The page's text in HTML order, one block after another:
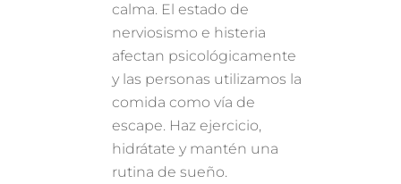
calma. El estado de
nerviosismo e histeria
afectan psicológicamente
y las personas utilizamos la
comida como vía de
escape. Haz ejercicio,
hidrátate y mantén una
rutina de sueño.